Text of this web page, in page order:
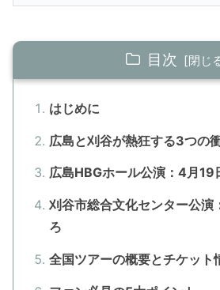
目次
はじめに
広島と刈谷が熱狂する3つの
広島HBGホール公演：4月19
刈谷市総合文化センター公演
ろ
全国ツアーの概要とチケット